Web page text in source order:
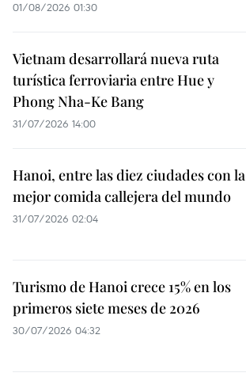
01/08/2026 01:30
Vietnam desarrollará nueva ruta
turística ferroviaria entre Hue y
Phong Nha-Ke Bang
31/07/2026 14:00
Hanoi, entre las diez ciudades con la
mejor comida callejera del mundo
31/07/2026 02:04
Turismo de Hanoi crece 15% en los
primeros siete meses de 2026
30/07/2026 04:32